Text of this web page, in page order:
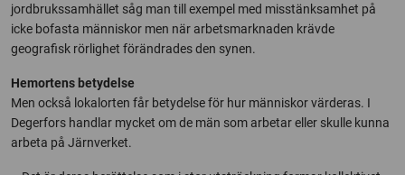
jordbrukssamhället såg man till exempel med misstänksamhet på
icke bofasta människor men när arbetsmarknaden krävde
geografisk rörlighet förändrades den synen.
Hemortens betydelse
Men också lokalorten får betydelse för hur människor värderas. I
Degerfors handlar mycket om de män som arbetar eller skulle kunna
arbeta på Järnverket.